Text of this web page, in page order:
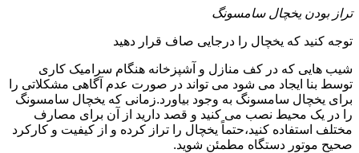
تراز بودن یخچال سامسونگ
توجه کنید که یخچال را درجایی صاف قرار دهید
شیب هایی که در کف منازل و آشپزخانه هنگام سرامیک کاری
توسط بنا ایجاد می شود می تواند در صورت عدم آگاهی مشکلاتی را
برای یخچال سامسونگ به وجود بیاورد.زمانی که یخچال سامسونگ
را در یک محیط نصب می کنید و قصد دارید از آن برای مصارف
مختلف استفاده کنید،حتماً یخچال را تراز کرده و از کیفیت و کارکرد
صحیح موتور دستگاه مطمئن شوید.